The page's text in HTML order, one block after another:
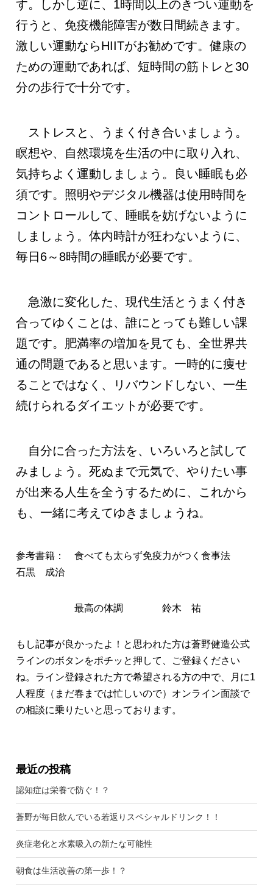
す。しかし逆に、1時間以上のきつい運動を
行うと、免疫機能障害が数日間続きます。
激しい運動ならHIITがお勧めです。健康の
ための運動であれば、短時間の筋トレと30
分の歩行で十分です。
ストレスと、うまく付き合いましょう。
瞑想や、自然環境を生活の中に取り入れ、
気持ちよく運動しましょう。良い睡眠も必
須です。照明やデジタル機器は使用時間を
コントロールして、睡眠を妨げないように
しましょう。体内時計が狂わないように、
毎日6～8時間の睡眠が必要です。
急激に変化した、現代生活とうまく付き
合ってゆくことは、誰にとっても難しい課
題です。肥満率の増加を見ても、全世界共
通の問題であると思います。一時的に痩せ
ることではなく、リバウンドしない、一生
続けられるダイエットが必要です。
自分に合った方法を、いろいろと試して
みましょう。死ぬまで元気で、やりたい事
が出来る人生を全うするために、これから
も、一緒に考えてゆきましょうね。
参考書籍： 食べても太らず免疫力がつく食事法
石黒 成治
最高の体調 鈴木 祐
もし記事が良かったよ！と思われた方は蒼野健造公式
ラインのボタンをポチッと押して、ご登録ください
ね。ライン登録された方で希望される方の中で、月に1
人程度（まだ春までは忙しいので）オンライン面談で
の相談に乗りたいと思っております。
最近の投稿
認知症は栄養で防ぐ！？
蒼野が毎日飲んでいる若返りスペシャルドリンク！！
炎症老化と水素吸入の新たな可能性
朝食は生活改善の第一歩！？